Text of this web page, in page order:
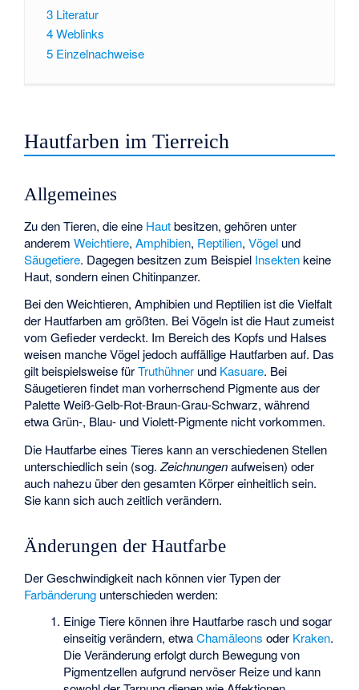
3 Literatur
4Weblinks
5 Einzelnachweise
Hautfarben im Tierreich
Allgemeines
Zu den Tieren, die eine Hautbesitzen, gehören unter
anderemWeichtiere,Amphibien, Reptilien,Vögel und
Säugetiere. Dagegen besitzen zum Beispiel Insektenkeine
Haut, sondern einen Chitinpanzer.
Bei den Weichtieren, Amphibien und Reptilien ist die Vielfalt
der Hautfarben am größten. Bei Vögeln ist die Haut zumeist
vom Gefieder verdeckt. Im Bereich des Kopfs und Halses
weisen manche Vögel jedoch auffällige Hautfarben auf. Das
gilt beispielsweise fürTruthühner und Kasuare. Bei
Säugetieren findet man vorherrschend Pigmente aus der
Palette Weiß-Gelb-Rot-Braun-Grau-Schwarz, während
etwa Grün-, Blau- und Violett-Pigmente nicht vorkommen.
Die Hautfarbe eines Tieres kann an verschiedenen Stellen
unterschiedlich sein (sog.Zeichnungenaufweisen) oder
auch nahezu über den gesamten Körper einheitlich sein.
Sie kann sich auch zeitlich verändern.
Änderungen der Hautfarbe
Der Geschwindigkeit nach können vier Typen der
Farbänderung unterschieden werden:
Einige Tiere können ihre Hautfarbe rasch und sogar
einseitig verändern, etwaChamäleons oder Kraken.
Die Veränderung erfolgt durch Bewegung von
Pigmentzellen aufgrund nervöser Reize und kann